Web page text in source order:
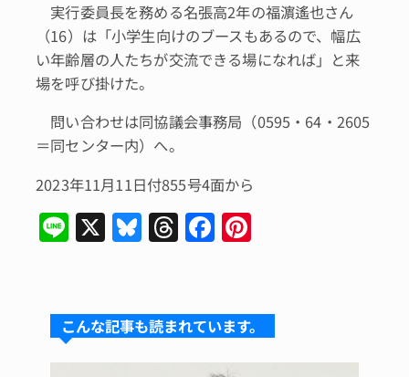
実行委員長を務める名張高2年の福濵遙也さん
（16）は「小学生向けのブースもあるので、幅広
い年齢層の人たちが交流できる場になれば」と来
場を呼び掛けた。
問い合わせは同協議会事務局（0595・64・2605
＝同センター内）へ。
2023年11月11日付855号4面から
Li
n
X Bl
u
s
k
T
hr
a
d
F
a
e
b
re
st
こんな記事も読まれています。